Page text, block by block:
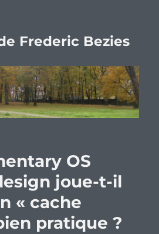
Frederic Bezies
OS
joue-t-il
« cache
pratique ?